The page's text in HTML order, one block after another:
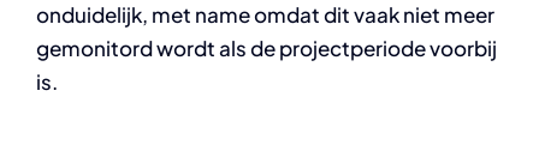
onduidelijk, met name omdat dit vaak niet meer
gemonitord wordt als de projectperiode voorbij
is.